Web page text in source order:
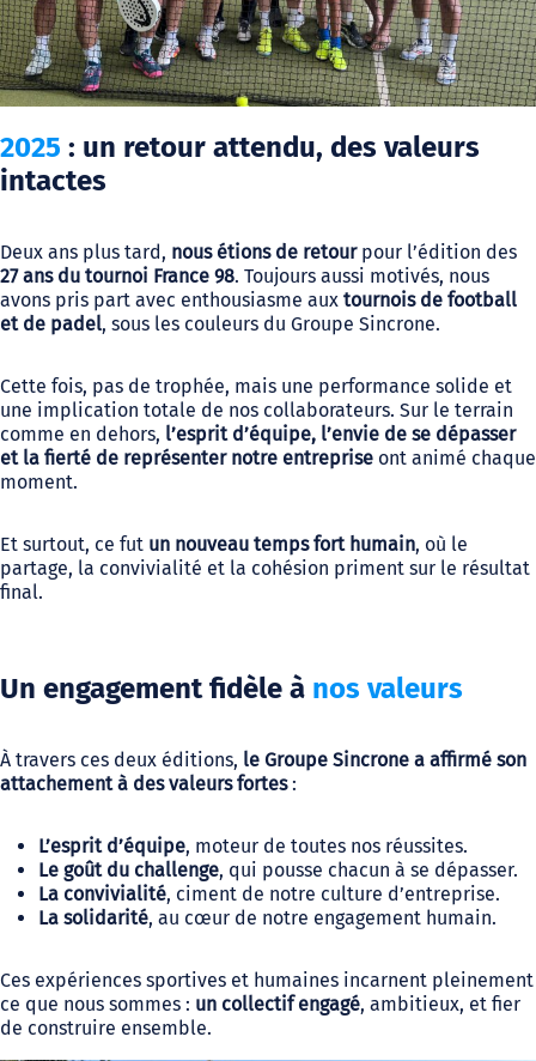
2025 : un retour attendu, des valeurs
intactes
Deux ans plus tard, nous étions de retourpour l’édition des
27 ans du tournoi France 98. Toujours aussi motivés, nous
avons pris part avec enthousiasme aux tournois de football
et de padel, sous les couleurs du Groupe Sincrone.
Cette fois, pas de trophée, mais une performance solide et
une implication totale de nos collaborateurs. Sur le terrain
comme en dehors, l’esprit d’équipe, l’envie de se dépasser
et la fierté de représenter notre entreprise ont animé chaque
moment.
Et surtout, ce fut un nouveau temps fort humain, où le
partage, la convivialité et la cohésion priment sur le résultat
final.
Un engagement fidèle à nos valeurs
À travers ces deux éditions, le Groupe Sincrone a affirmé son
attachement à des valeurs fortes:
L’esprit d’équipe, moteur de toutes nos réussites.
Le goût du challenge, qui pousse chacun à se dépasser.
La convivialité, ciment de notre culture d’entreprise.
La solidarité, au cœur de notre engagement humain.
Ces expériences sportives et humaines incarnent pleinement
ce que nous sommes : un collectif engagé, ambitieux, et fier
de construire ensemble.